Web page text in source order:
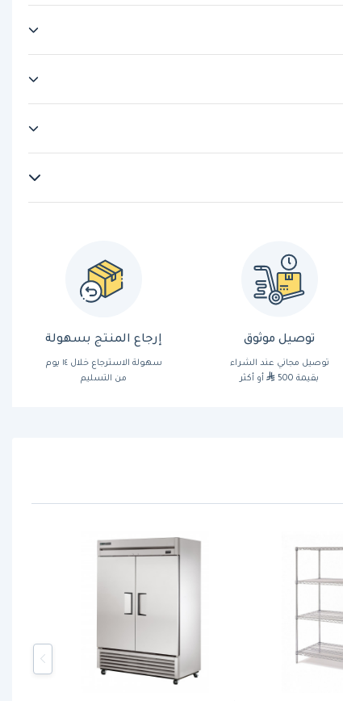
توصيل موثوق
توصيل مجاني عند الشراء
بقيمة 500
أو أكثر
إرجاع المنتج بسهولة
سهولة الاسترجاع خلال ١٤ يوم
من التسليم